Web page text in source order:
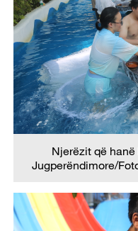
Njerëzit që
Jugperëndimore/